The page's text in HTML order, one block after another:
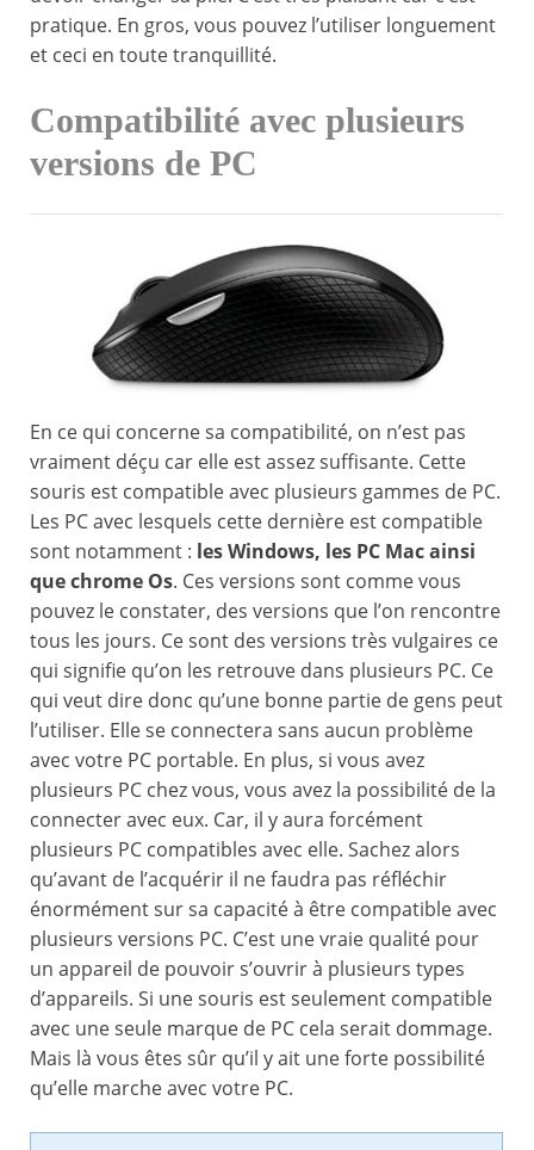
pratique. En gros, vous pouvez l’utiliser longuement
et ceci en toute tranquillité.
Compatibilité avec plusieurs
versions de PC
En ce qui concerne sa compatibilité, on n’est pas
vraiment déçu car elle est assez suffisante. Cette
souris est compatible avec plusieurs gammes de PC.
Les PC avec lesquels cette dernière est compatible
sont notamment : les Windows, les PC Mac ainsi
que chrome Os. Ces versions sont comme vous
pouvez le constater, des versions que l’on rencontre
tous les jours. Ce sont des versions très vulgaires ce
qui signifie qu’on les retrouve dans plusieurs PC. Ce
qui veut dire donc qu’une bonne partie de gens peut
l’utiliser. Elle se connectera sans aucun problème
avec votre PC portable. En plus, si vous avez
plusieurs PC chez vous, vous avez la possibilité de la
connecter avec eux. Car, il y aura forcément
plusieurs PC compatibles avec elle. Sachez alors
qu’avant de l’acquérir il ne faudra pas réfléchir
énormément sur sa capacité à être compatible avec
plusieurs versions PC. C’est une vraie qualité pour
un appareil de pouvoir s’ouvrir à plusieurs types
d’appareils. Si une souris est seulement compatible
avec une seule marque de PC cela serait dommage.
Mais là vous êtes sûr qu’il y ait une forte possibilité
qu’elle marche avec votre PC.